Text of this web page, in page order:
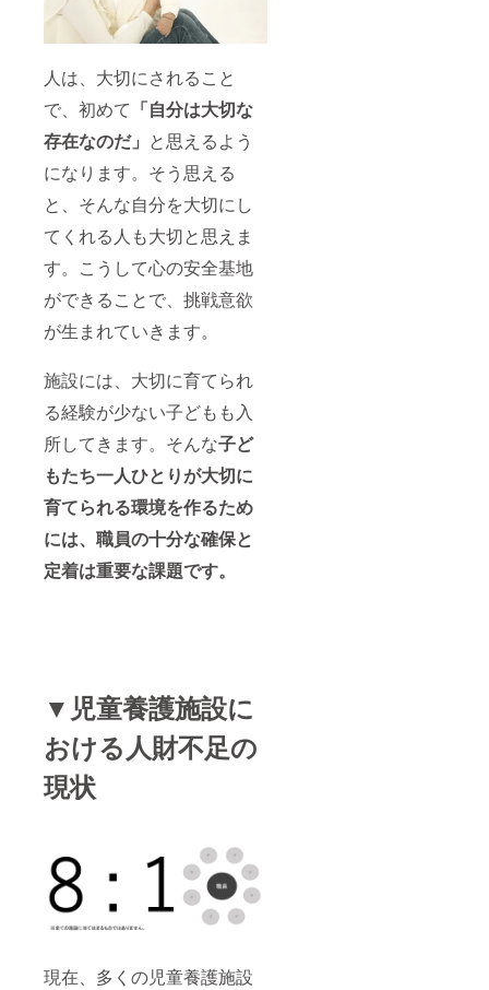
人は、大切にされること
で、初めて 「自分は大切な
存在なのだ」 と思えるよう
になります。そう思える
と、そんな自分を大切にし
てくれる人も大切と思えま
す。こうして心の安全基地
ができることで、挑戦意欲
が生まれていきます。
施設には、大切に育てられ
る経験が少ない子どもも入
所してきます。そんな子ど
もたち一人ひとりが大切に
育てられる環境を作るため
には、職員の十分な確保と
定着は重要な課題です。
▼児童養護施設に
おける人財不足の
現状
現在、多くの児童養護施設